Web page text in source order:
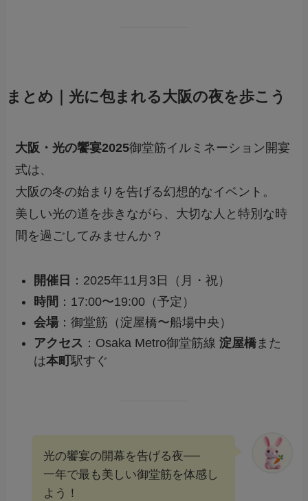
まとめ｜光に包まれる大阪の夜を歩こう
大阪・光の饗宴2025御堂筋イルミネーション開宴
式は、
大阪の冬の始まりを告げる幻想的なイベント。
美しい光の道を歩きながら、大切な人と特別な時
間を過ごしてみませんか？
開催日 ：2025年11月3日（月・祝）
時間 ：17:00〜19:00（予定）
会場 ：御堂筋（淀屋橋〜船場中央）
アクセス ：Osaka Metro御堂筋線淀屋橋また
は本町駅すぐ
光の饗宴の開幕を告げる夜──
一年で最も美しい御堂筋を体感し
よう！